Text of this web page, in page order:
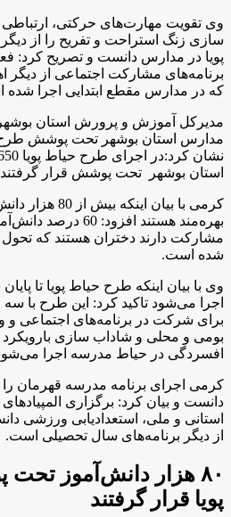
وی تقویت مهارت‌های حرکتی، ارتباطی
سازی زنگ استراحت و تفریح را از
پویا در مدارس دانست و تصریح کرد:
برنامه‌های مشارکت اجتماعی از
که در مدارس مقطع ابتدایی اجرا
مدارس استان بوشهر تحت پوشش طرح
استان بوشهر تحت پوشش قرار گرفتند
کرمی با بیان
بهره‌مند هستند
مشارکت دارند دختران هستند که
شده است.
وی با بیان اینکه طرح حیاط پویا تا
اجرا می‌شود تاکید کرد: این طرح با
برای شرکت در برنامه‌های اجتماعی
بومی و محلی و شاداب سازی بارویکرد
افسردگی در حیاط مدرسه اجرا
کرمی اجرای برنامه مدرسه قهرمان را
دانست و بیان کرد: برگزاری
استانی و ملی، استعدادیابی ورزشی
از دیگر برنامه‌های سال تحصیلی است.
۸۰ هزار دانش‌آموز
پویا قرار گرفتند